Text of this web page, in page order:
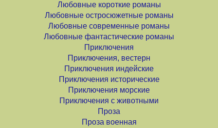
Любовные короткие романы
Любовные остросюжетные романы
Любовные современные романы
Любовные фантастические романы
Приключения
Приключения, вестерн
Приключения индейские
Приключения исторические
Приключения морские
Приключения с животными
Проза
Проза военная